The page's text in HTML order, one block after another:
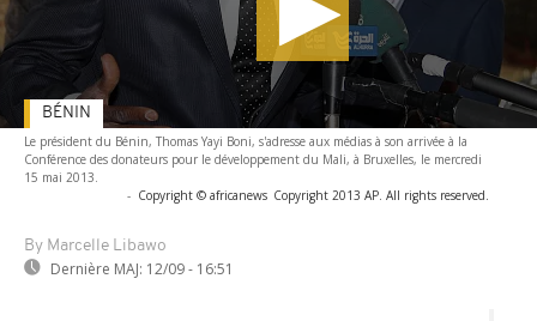
Le président du Bénin, Thomas Yayi Boni, s'adresse aux médias à son arrivée à la
Conférence des donateurs pour le développement du Mali, à Bruxelles, le mercredi
15 mai 2013.
- Copyright © africanews Copyright 2013 AP. All rights reserved.
By Marcelle Libawo
Dernière MAJ: 12/09 - 16:51
BÉNIN